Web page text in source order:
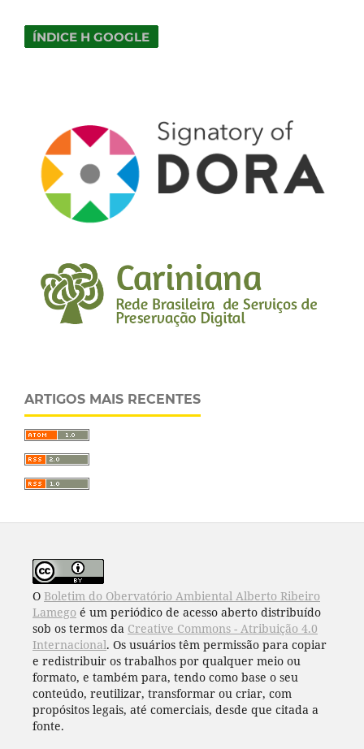
ARTIGOS MAIS RECENTES
O Boletim do Obervatório Ambiental Alberto Ribeiro
Lamego é um periódico de acesso aberto distribuído
sob os termos da Creative Commons - Atribuição 4.0
Internacional. Os usuários têm permissão para copiar
e redistribuir os trabalhos por qualquer meio ou
formato, e também para, tendo como base o seu
conteúdo, reutilizar, transformar ou criar, com
propósitos legais, até comerciais, desde que citada a
fonte.